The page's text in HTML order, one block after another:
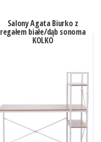
Salony Agata Biurko z
regałem białe/dąb sonoma
KOLKO